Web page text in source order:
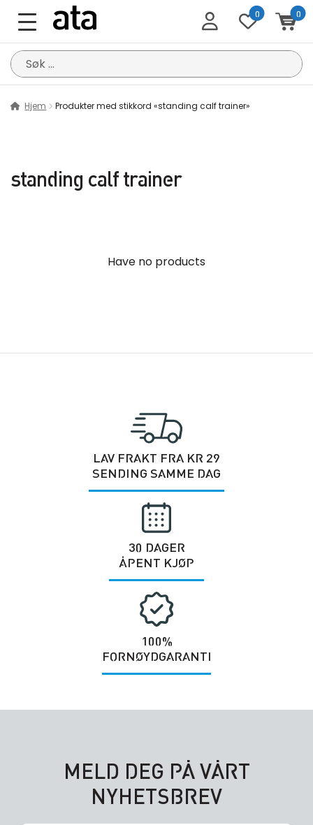
0 0
Søk
etter:
Hjem Produkter med stikkord «standing calf trainer»
standing calf trainer
Have no products
LAV FRAKT FRA KR 29
SENDING SAMME DAG
30 DAGER
ÅPENT KJØP
100%
FORNØYDGARANTI
MELD DEG PÅ VÅRT
NYHETSBREV